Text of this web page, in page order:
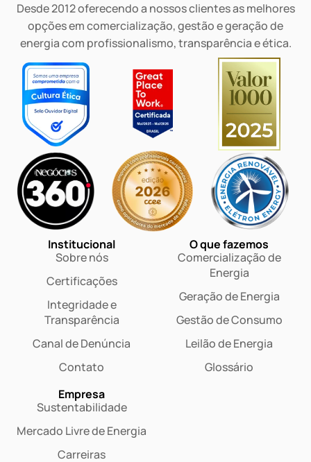
Desde 2012 oferecendo a nossos clientes as melhores
opções em comercialização, gestão e geração de
energia com profissionalismo, transparência e ética.
Institucional
Sobre nós
Certificações
Integridade e
Transparência
Canal de Denúncia
Contato
O que fazemos
Comercialização de
Energia
Geração de Energia
Gestão de Consumo
Leilão de Energia
Glossário
Empresa
Sustentabilidade
Mercado Livre de Energia
Carreiras